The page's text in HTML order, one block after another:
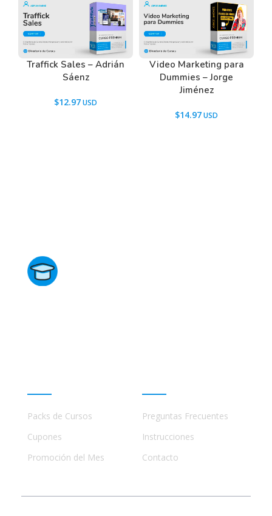
Traffick Sales – Adrián
Sáenz
$12.97
Video Marketing para
Dummies – Jorge
Jiménez
$14.97
Packs de Cursos
Cupones
Promoción del Mes
Preguntas Frecuentes
Instrucciones
Contacto